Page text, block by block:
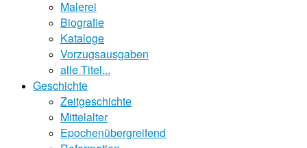
Malerei
Biografie
Kataloge
Vorzugsausgaben
alle Titel...
Geschichte
Zeitgeschichte
Mittelalter
Epochenübergreifend